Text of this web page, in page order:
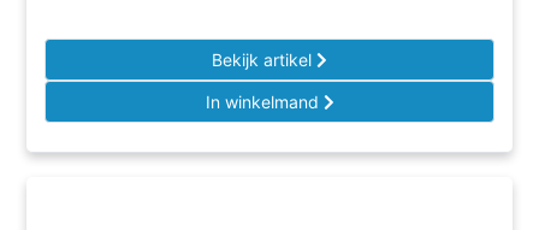
Bekijk artikel
In winkelmand